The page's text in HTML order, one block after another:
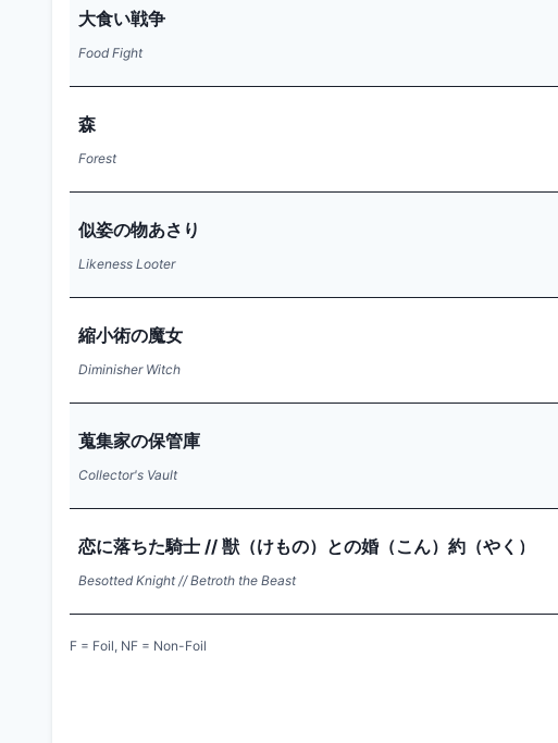
大食い戦争
Food Fight
森
Forest
似姿の物あさり
Likeness Looter
縮小術の魔女
Diminisher Witch
蒐集家の保管庫
Collector's Vault
恋に落ちた騎士 // 獣（けもの）との婚（こん）約（やく）
Besotted Knight // Betroth the Beast
F = Foil, NF = Non-Foil